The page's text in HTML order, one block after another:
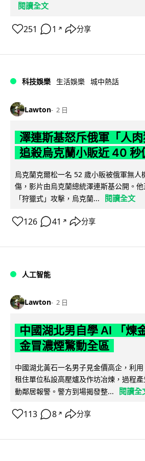
閱讀全文
251 1 ↗ 分享
科技娛樂 生活娛樂 城中熱話
Lawton 2 日
澤連斯基怒斥俄軍「人
追殺烏克蘭小販近 40 秒
烏克蘭克爾松一名 52 歲小販被俄軍無人
傷，影片由烏克蘭總統澤連斯基公開。
「狩獵式」攻擊，烏克蘭...
閱讀全文
126 41 ↗ 分享
人工智能
Lawton 2 日
中國湖北男自學 AI 「煉
金冒濃煙驚動全區
中國湖北黃石一名男子見金價高企，利
租住單位私設高壓爐及作坊冶煉，過程
動鄰居報警。警方到場揭發整...
閱讀全
113 8 ↗ 分享